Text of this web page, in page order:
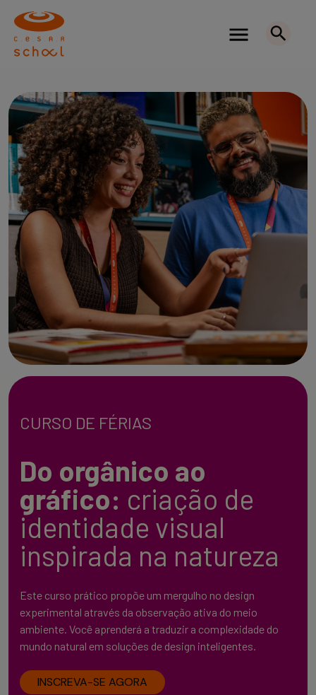
CURSO DE FÉRIAS
Do orgânico ao
gráfico: criação de
identidade visual
inspirada na natureza
Este curso prático propõe um mergulho no design
experimental através da observação ativa do meio
ambiente. Você aprenderá a traduzir a complexidade do
mundo natural em soluções de design inteligentes.
INSCREVA-SE AGORA